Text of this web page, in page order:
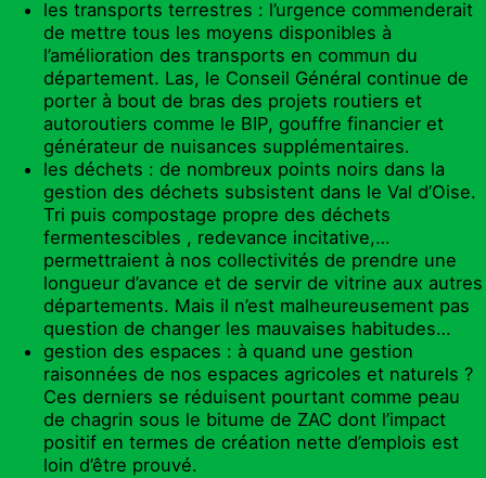
les transports terrestres : l’urgence commenderait
de mettre tous les moyens disponibles à
l’amélioration des transports en commun du
département. Las, le Conseil Général continue de
porter à bout de bras des projets routiers et
autoroutiers comme le BIP, gouffre financier et
générateur de nuisances supplémentaires.
les déchets : de nombreux points noirs dans la
gestion des déchets subsistent dans le Val d’Oise.
Tri puis compostage propre des déchets
fermentescibles , redevance incitative,…
permettraient à nos collectivités de prendre une
longueur d’avance et de servir de vitrine aux autres
départements. Mais il n’est malheureusement pas
question de changer les mauvaises habitudes…
gestion des espaces : à quand une gestion
raisonnées de nos espaces agricoles et naturels ?
Ces derniers se réduisent pourtant comme peau
de chagrin sous le bitume de ZAC dont l’impact
positif en termes de création nette d’emplois est
loin d’être prouvé.